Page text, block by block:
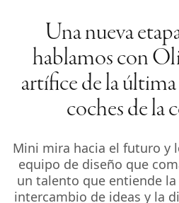
Una nueva
hablamos con
artífice de la
coches de la
Mini mira hacia el futuro y
equipo de diseño que
un talento que entiende
intercambio de ideas y la